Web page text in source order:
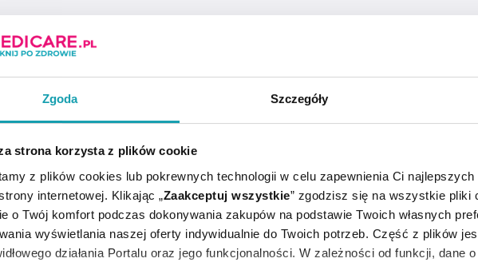
Zgoda Szczegóły
strona korzysta z plików cookie
z plików cookies lub pokrewnych technologii w celu zapewnienia Ci
internetowej. Klikając „Zaakceptuj wszystkie” zgodzisz się na wszystkie pliki
o Twój komfort podczas dokonywania zakupów na podstawie Twoich własnych
wyświetlania naszej oferty indywidualnie do Twoich potrzeb. Część z plików
działania Portalu oraz jego funkcjonalności. W zależności od funkcji, dane
ściśle określonych punktach ciała w zależności od schorzenia
efektu wsysania, wskutek czego skóra pod bańką jest wciągana do
który znajduje się bezpośrednio pod bańką.